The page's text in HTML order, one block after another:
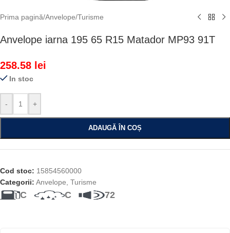
Prima pagină/Anvelope/Turisme
Anvelope iarna 195 65 R15 Matador MP93 91T
258.58 lei
In stoc
- +
ADAUGĂ ÎN COȘ
Cod stoc: 15854560000
Categorii: Anvelope Turisme
C C 72